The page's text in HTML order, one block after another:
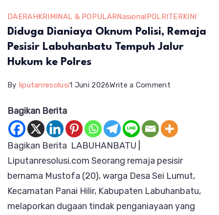
DAERAHKRIMINAL & POPULARNasionalPOLRITERKINI
Diduga Dianiaya Oknum Polisi, Remaja
Pesisir Labuhanbatu Tempuh Jalur
Hukum ke Polres
By liputanresolusi1 Juni 2026Write a Commenton
Oknum
Remaja
Pesisir
Labuhanbatu
Tempuh
Bagikan Berita
Bagikan Berita LABUHANBATU |
Liputanresolusi.com Seorang remaja pesisir
bernama Mustofa (20), warga Desa Sei Lumut,
Kecamatan Panai Hilir, Kabupaten Labuhanbatu,
melaporkan dugaan tindak penganiayaan yang